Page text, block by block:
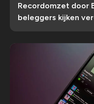
Recordomzet door
beleggers kijken